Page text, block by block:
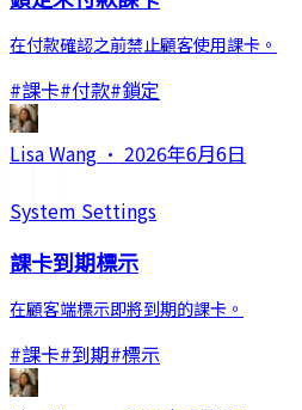
在付款確認之前禁止顧客使用課卡。
#課卡#付款#鎖定
Lisa Wang · 2026年6月6日
System Settings
課卡到期標示
在顧客端標示即將到期的課卡。
#課卡#到期#標示